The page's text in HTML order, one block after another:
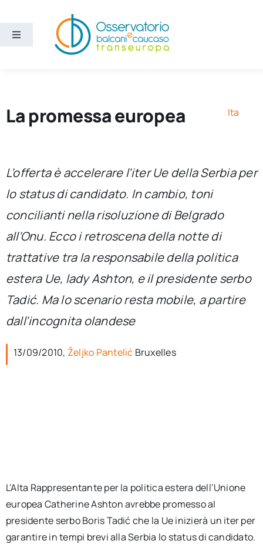
contenuto
Toggle
Sezioni
Chi siamo
Cerca
Newsletter
La promessa europea Ita
L’offerta è accelerare l’iter Ue della Serbia per
lo status di candidato. In cambio, toni
concilianti nella risoluzione di Belgrado
all’Onu. Ecco i retroscena della notte di
trattative tra la responsabile della politica
estera Ue, lady Ashton, e il presidente serbo
Tadić. Ma lo scenario resta mobile, a partire
dall’incognita olandese
13/09/2010, Željko Pantelić Bruxelles
L’Alta Rappresentante per la politica estera dell’Unione
europea Catherine Ashton avrebbe promesso al
presidente serbo Boris Tadić che la Ue inizierà un iter per
garantire in tempi brevi alla Serbia lo status di candidato.